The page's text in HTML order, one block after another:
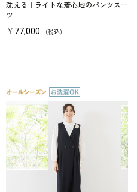
洗える｜ライトな着心地のパンツスー
ツ
￥77,000 （税込）